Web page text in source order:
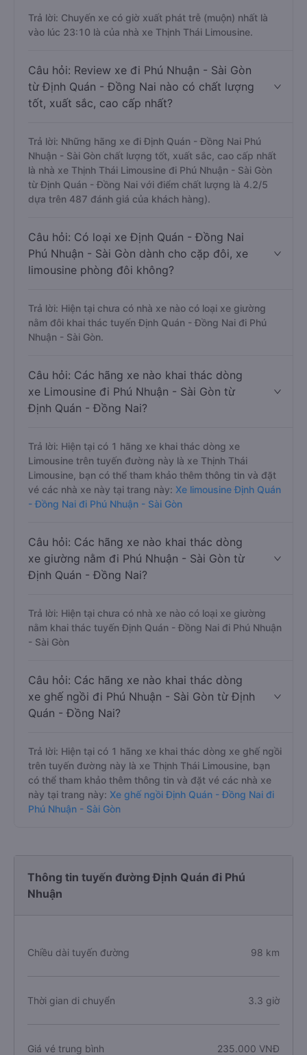
Trả lời: Chuyến xe có giờ xuất phát trễ (muộn) nhất là
vào lúc 23:10 là của nhà xe Thịnh Thái Limousine.
Câu hỏi: Review xe đi Phú Nhuận - Sài Gòn
từ Định Quán - Đồng Nai nào có chất lượng
tốt, xuất sắc, cao cấp nhất?
Trả lời: Những hãng xe đi Định Quán - Đồng Nai Phú
Nhuận - Sài Gòn chất lượng tốt, xuất sắc, cao cấp nhất
là nhà xe Thịnh Thái Limousine đi Phú Nhuận - Sài Gòn
từ Định Quán - Đồng Nai với điểm chất lượng là 4.2/5
dựa trên 487 đánh giá của khách hàng).
Câu hỏi: Có loại xe Định Quán - Đồng Nai
Phú Nhuận - Sài Gòn dành cho cặp đôi, xe
limousine phòng đôi không?
Trả lời: Hiện tại chưa có nhà xe nào có loại xe giường
nằm đôi khai thác tuyến Định Quán - Đồng Nai đi Phú
Nhuận - Sài Gòn.
Câu hỏi: Các hãng xe nào khai thác dòng
xe Limousine đi Phú Nhuận - Sài Gòn từ
Định Quán - Đồng Nai?
Trả lời: Hiện tại có 1 hãng xe khai thác dòng xe
Limousine trên tuyến đường này là xe Thịnh Thái
Limousine, bạn có thể tham khảo thêm thông tin và đặt
vé các nhà xe này tại trang này: Xe limousine Định Quán
- Đồng Nai đi Phú Nhuận - Sài Gòn
Câu hỏi: Các hãng xe nào khai thác dòng
xe giường nằm đi Phú Nhuận - Sài Gòn từ
Định Quán - Đồng Nai?
Trả lời: Hiện tại chưa có nhà xe nào có loại xe giường
nằm khai thác tuyến Định Quán - Đồng Nai đi Phú Nhuận
- Sài Gòn
Câu hỏi: Các hãng xe nào khai thác dòng
xe ghế ngồi đi Phú Nhuận - Sài Gòn từ Định
Quán - Đồng Nai?
Trả lời: Hiện tại có 1 hãng xe khai thác dòng xe ghế ngồi
trên tuyến đường này là xe Thịnh Thái Limousine, bạn
có thể tham khảo thêm thông tin và đặt vé các nhà xe
này tại trang này: Xe ghế ngồi Định Quán - Đồng Nai đi
Phú Nhuận - Sài Gòn
Thông tin tuyến đường Định Quán đi Phú
Nhuận
Chiều dài tuyến đường 98 km
Thời gian di chuyển 3.3 giờ
Giá vé trung bình 235.000 VNĐ